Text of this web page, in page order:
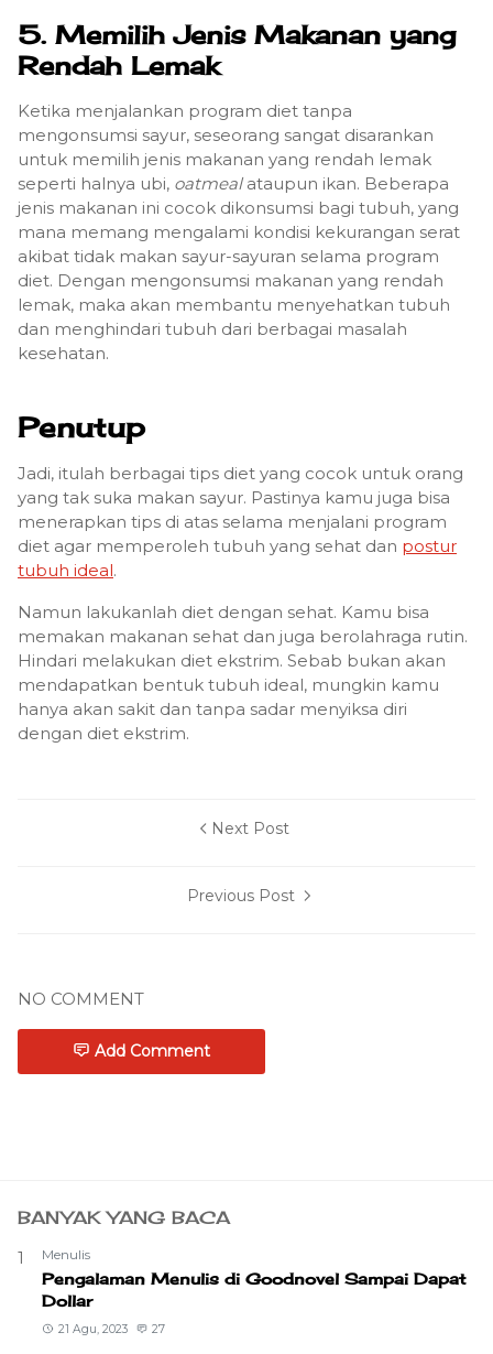
5. Memilih Jenis Makanan yang
Rendah Lemak
Ketika menjalankan program diet tanpa
mengonsumsi sayur, seseorang sangat disarankan
untuk memilih jenis makanan yang rendah lemak
seperti halnya ubi, oatmealataupun ikan. Beberapa
jenis makanan ini cocok dikonsumsi bagi tubuh, yang
mana memang mengalami kondisi kekurangan serat
akibat tidak makan sayur-sayuran selama program
diet. Dengan mengonsumsi makanan yang rendah
lemak, maka akan membantu menyehatkan tubuh
dan menghindari tubuh dari berbagai masalah
kesehatan.
Penutup
Jadi, itulah berbagai tips diet yang cocok untuk orang
yang tak suka makan sayur. Pastinya kamu juga bisa
menerapkan tips di atas selama menjalani program
diet agar memperoleh tubuh yang sehat dan postur
tubuh ideal.
Namun lakukanlah diet dengan sehat. Kamu bisa
memakan makanan sehat dan juga berolahraga rutin.
Hindari melakukan diet ekstrim. Sebab bukan akan
mendapatkan bentuk tubuh ideal, mungkin kamu
hanya akan sakit dan tanpa sadar menyiksa diri
dengan diet ekstrim.
Next Post
Previous Post
NO COMMENT
Add Comment
BANYAK YANG BACA
1 Menulis
Pengalaman Menulis di Goodnovel Sampai Dapat
Dollar
21 Agu, 2023 27